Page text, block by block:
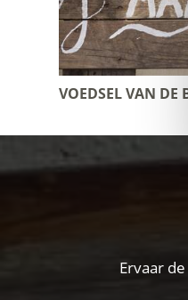
VOEDSEL VAN DE
Ervaar